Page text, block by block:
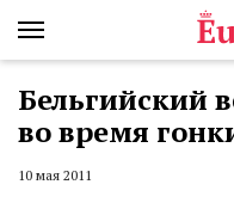
Бельгийский
во время
10 мая 2011